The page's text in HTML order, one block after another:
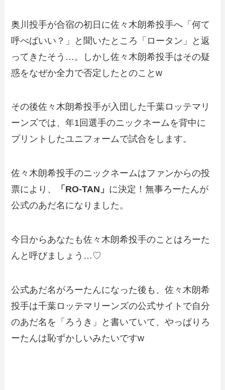
奥川投手が合宿の初日に佐々木朗希投手へ「何て
呼べばいい？」と聞いたところ「ロータン」と返
ってきたそう…。しかし佐々木朗希投手はその疑
惑をなぜか全力で否定したとのことw
その後佐々木朗希投手が入団した千葉ロッテマリ
ーンズでは、年1回選手のニックネームを背中に
プリントしたユニフォームで試合をします。
佐々木朗希投手のニックネームはファンからの投
票により、
「RO-TAN」 に決定！無事ろーたんが
公式のあだ名になりました。
今日からあなたも佐々木朗希投手のことはろーた
んと呼びましょう…♡
公式あだ名がろーたんになった後も、佐々木朗希
投手は千葉ロッテマリーンズの公式サイトで自分
のあだ名を「ろうき」と書いていて、やっぱりろ
ーたんは恥ずかしいみたいですw